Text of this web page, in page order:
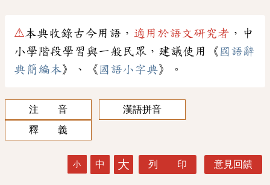
⚠本典收錄古今用語， 適用於語文研究者 ，中
小學階段學習與一般民眾，建議使用《 國語辭
典簡編本》、《 國語小字典》。
注 音
漢語拼音
釋 義
小 中 大 列 印 意見回饋